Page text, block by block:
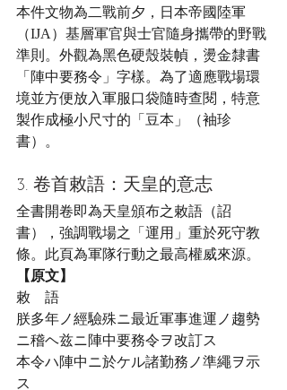
本件文物為二戰前夕，日本帝國陸軍
（IJA）基層軍官與士官隨身攜帶的野戰
準則。外觀為黑色硬殼裝幀，燙金隸書
「陣中要務令」字樣。為了適應戰場環
境並方便放入軍服口袋隨時查閱，特意
製作成極小尺寸的「豆本」（袖珍
書）。
3. 卷首敕語：天皇的意志
全書開卷即為天皇頒布之敕語（詔
書），強調戰場之「運用」重於死守教
條。此頁為軍隊行動之最高權威來源。
【原文】
敕　語
朕多年ノ經驗殊ニ最近軍事進運ノ趨勢
ニ稽ヘ兹ニ陣中要務令ヲ改訂ス
本令ハ陣中ニ於ケル諸勤務ノ準繩ヲ示
ス